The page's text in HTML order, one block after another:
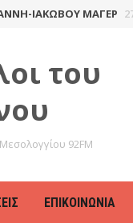
ΙΑΚΏΒΟΥ ΜΆΓΕΡ 27
του
92FM
ΕΠΙΚΟΙΝΩΝΊΑ